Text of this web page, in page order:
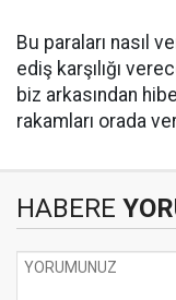
Bu paraları nasıl
ediş karşılığı
biz arkasından
rakamları orada
HABERE